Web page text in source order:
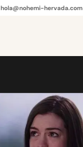
hola@nohemi-hervada.com